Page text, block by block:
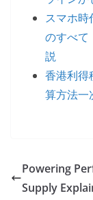
スマホ時
のすべて
説
香港利得
算方法一
Powering
Supply